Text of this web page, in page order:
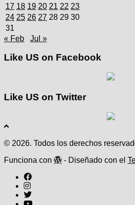
17 18 19 20 21 22 23
24 25 26 27 28 29 30
31
« Feb
Jul »
Like US on Facebook
Like US on Twitter
© 2026. Todos los derechos
Funciona con
- Diseñado con el